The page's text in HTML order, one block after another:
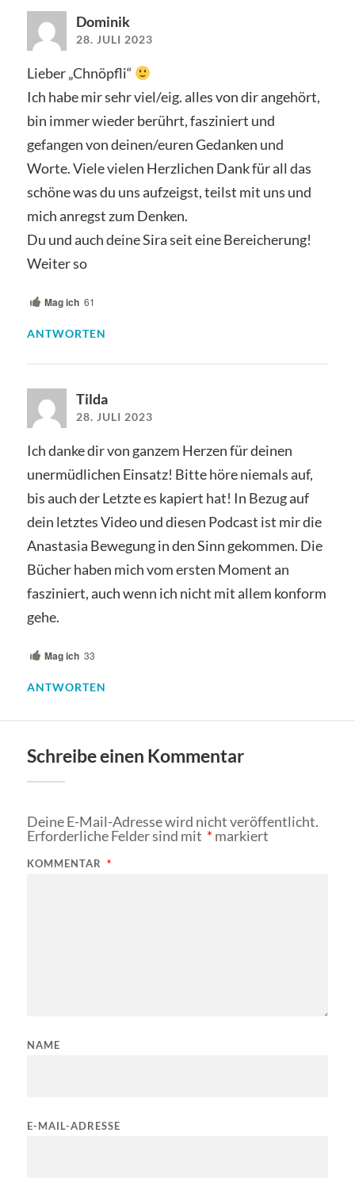
Dominik
28. JULI 2023
Lieber „Chnöpfli“
Ich habe mir sehr viel/eig. alles von dir angehört,
bin immer wieder berührt, fasziniert und
gefangen von deinen/euren Gedanken und
Worte. Viele vielen Herzlichen Dank für all das
schöne was du uns aufzeigst, teilst mit uns und
mich anregst zum Denken.
Du und auch deine Sira seit eine Bereicherung!
Weiter so
Mag ich 61
ANTWORTEN
Tilda
28. JULI 2023
Ich danke dir von ganzem Herzen für deinen
unermüdlichen Einsatz! Bitte höre niemals auf,
bis auch der Letzte es kapiert hat! In Bezug auf
dein letztes Video und diesen Podcast ist mir die
Anastasia Bewegung in den Sinn gekommen. Die
Bücher haben mich vom ersten Moment an
fasziniert, auch wenn ich nicht mit allem konform
gehe.
Mag ich 33
ANTWORTEN
Schreibe einen Kommentar
Deine E-Mail-Adresse wird nicht veröffentlicht.
Erforderliche Felder sind mit *markiert
KOMMENTAR *
NAME
E-MAIL-ADRESSE